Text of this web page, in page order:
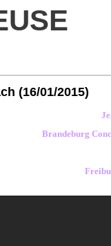
(16/01/2015)
Brandeburg